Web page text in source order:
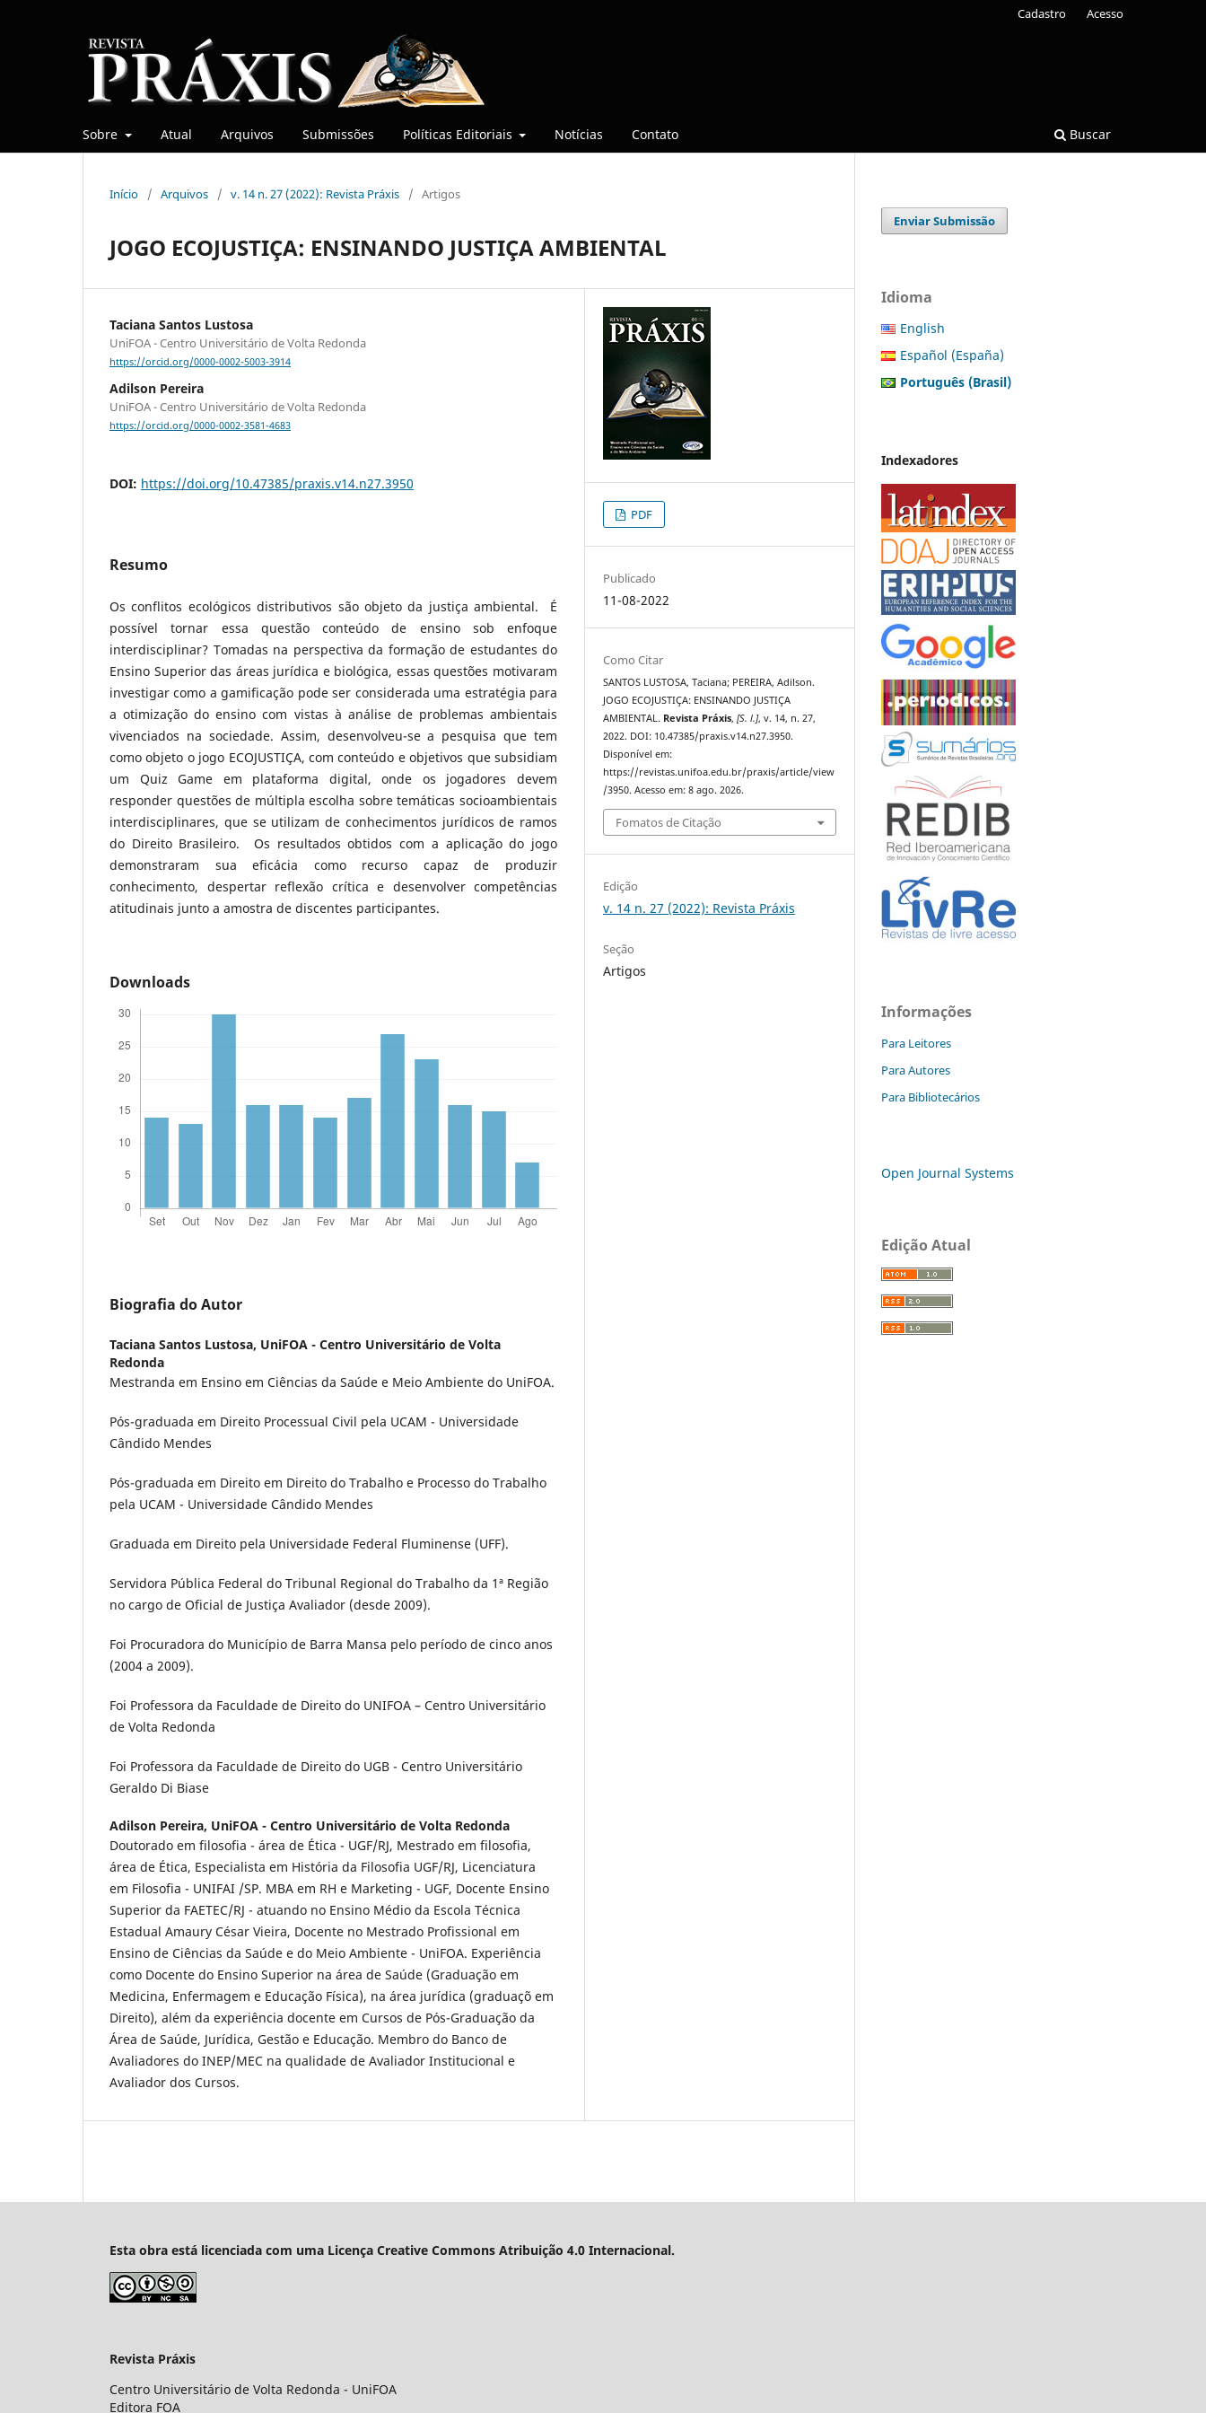
Sobre Atual Arquivos Submissões Políticas Editoriais Notícias Contato Buscar
Cadastro Acesso
Início / Arquivos / v. 14 n. 27 (2022): Revista Práxis / Artigos
JOGO ECOJUSTIÇA: ENSINANDO JUSTIÇA AMBIENTAL
Taciana Santos Lustosa
UniFOA - Centro Universitário de Volta Redonda
https://orcid.org/0000-0002-5003-3914
Adilson Pereira
UniFOA - Centro Universitário de Volta Redonda
https://orcid.org/0000-0002-3581-4683
DOI: https://doi.org/10.47385/praxis.v14.n27.3950
Resumo
Os conflitos ecológicos distributivos são objeto da justiça ambiental. É
possível tornar essa questão conteúdo de ensino sob enfoque
interdisciplinar? Tomadas na perspectiva da formação de estudantes do
Ensino Superior das áreas jurídica e biológica, essas questões motivaram
investigar como a gamificação pode ser considerada uma estratégia para
a otimização do ensino com vistas à análise de problemas ambientais
vivenciados na sociedade. Assim, desenvolveu-se a pesquisa que tem
como objeto o jogo ECOJUSTIÇA, com conteúdo e objetivos que subsidiam
um Quiz Game em plataforma digital, onde os jogadores devem
responder questões de múltipla escolha sobre temáticas socioambientais
interdisciplinares, que se utilizam de conhecimentos jurídicos de ramos
do Direito Brasileiro. Os resultados obtidos com a aplicação do jogo
demonstraram sua eficácia como recurso capaz de produzir
conhecimento, despertar reflexão crítica e desenvolver competências
atitudinais junto a amostra de discentes participantes.
Downloads
Biografia do Autor
Taciana Santos Lustosa, UniFOA - Centro Universitário de Volta
Redonda
Mestranda em Ensino em Ciências da Saúde e Meio Ambiente do UniFOA.
Pós-graduada em Direito Processual Civil pela UCAM - Universidade
Cândido Mendes
Pós-graduada em Direito em Direito do Trabalho e Processo do Trabalho
pela UCAM - Universidade Cândido Mendes
Graduada em Direito pela Universidade Federal Fluminense (UFF).
Servidora Pública Federal do Tribunal Regional do Trabalho da 1ª Região
no cargo de Oficial de Justiça Avaliador (desde 2009).
Foi Procuradora do Município de Barra Mansa pelo período de cinco anos
(2004 a 2009).
Foi Professora da Faculdade de Direito do UNIFOA – Centro Universitário
de Volta Redonda
Foi Professora da Faculdade de Direito do UGB - Centro Universitário
Geraldo Di Biase
Adilson Pereira, UniFOA - Centro Universitário de Volta Redonda
Doutorado em filosofia - área de Ética - UGF/RJ, Mestrado em filosofia,
área de Ética, Especialista em História da Filosofia UGF/RJ, Licenciatura
em Filosofia - UNIFAI /SP. MBA em RH e Marketing - UGF, Docente Ensino
Superior da FAETEC/RJ - atuando no Ensino Médio da Escola Técnica
Estadual Amaury César Vieira, Docente no Mestrado Profissional em
Ensino de Ciências da Saúde e do Meio Ambiente - UniFOA. Experiência
como Docente do Ensino Superior na área de Saúde (Graduação em
Medicina, Enfermagem e Educação Física), na área jurídica (graduaçõ em
Direito), além da experiência docente em Cursos de Pós-Graduação da
Área de Saúde, Jurídica, Gestão e Educação. Membro do Banco de
Avaliadores do INEP/MEC na qualidade de Avaliador Institucional e
Avaliador dos Cursos.
PDF
Publicado
11-08-2022
Como Citar
SANTOS LUSTOSA, Taciana; PEREIRA, Adilson.
JOGO ECOJUSTIÇA: ENSINANDO JUSTIÇA
AMBIENTAL. Revista Práxis,[S. l.], v. 14, n. 27,
2022. DOI: 10.47385/praxis.v14.n27.3950.
Disponível em:
https://revistas.unifoa.edu.br/praxis/article/view
/3950. Acesso em: 8 ago. 2026.
Fomatos de Citação
Edição
v. 14 n. 27 (2022): Revista Práxis
Seção
Artigos
Enviar Submissão
Idioma
English
Español (España)
Português (Brasil)
Indexadores
Informações
Para Leitores
Para Autores
Para Bibliotecários
Open Journal Systems
Edição Atual
Esta obra está licenciada com uma Licença Creative Commons Atribuição 4.0 Internacional.
Revista Práxis
Centro Universitário de Volta Redonda - UniFOA
Editora FOA